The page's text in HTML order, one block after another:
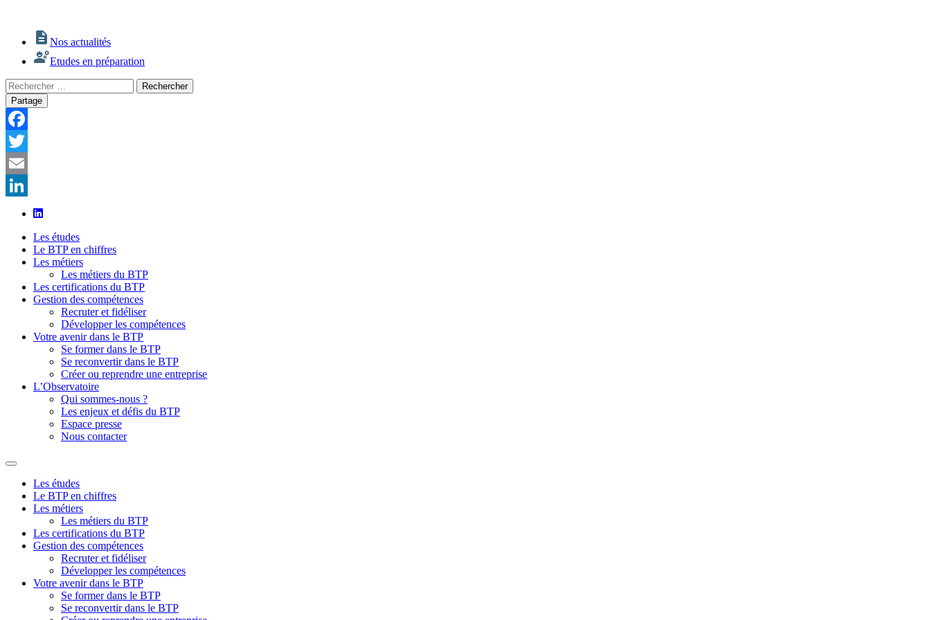
Nos actualités
Etudes en préparation
Rechercher
:
Rechercher
Partage
Facebook
Twitter
Email
LinkedIn
Les études
Le BTP en chiffres
Les métiers
Les métiers du BTP
Les certifications du BTP
Gestion des compétences
Recruter et fidéliser
Développer les compétences
Votre avenir dans le BTP
Se former dans le BTP
Se reconvertir dans le BTP
Créer ou reprendre une entreprise
L’Observatoire
Qui sommes-nous ?
Les enjeux et défis du BTP
Espace presse
Nous contacter
Les études
Le BTP en chiffres
Les métiers
Les métiers du BTP
Les certifications du BTP
Gestion des compétences
Recruter et fidéliser
Développer les compétences
Votre avenir dans le BTP
Se former dans le BTP
Se reconvertir dans le BTP